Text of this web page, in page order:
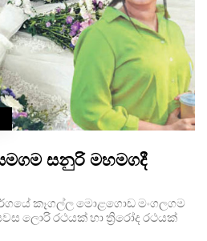
සනුරි මහමගදී
කෑගල්ල මොළගොඩ මංගලගම
ලොරි රථයක් හා ත්‍රිරෝද රථයක්